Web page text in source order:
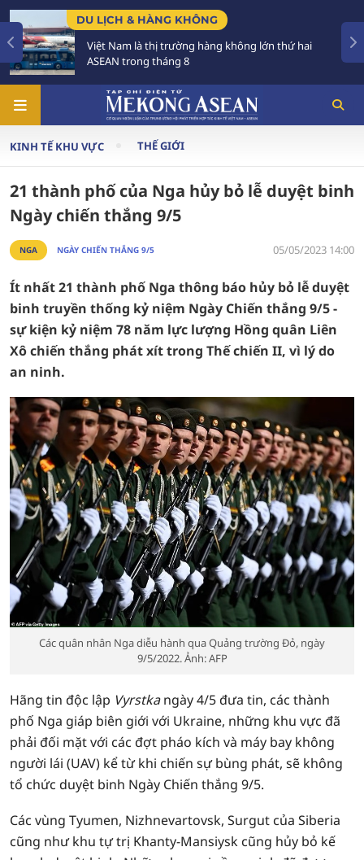
DU LỊCH & HÀNG KHÔNG
Việt Nam là thị trường hàng không lớn thứ hai
ASEAN trong tháng 8
KINH TẾ KHU VỰC THẾ GIỚI
21 thành phố của Nga hủy bỏ lễ duyệt binh
Ngày chiến thắng 9/5
NGA NGÀY CHIẾN THẮNG 9/5 05/05/2023 14:00
Ít nhất 21 thành phố Nga thông báo hủy bỏ lễ duyệt
binh truyền thống kỷ niệm Ngày Chiến thắng 9/5 -
sự kiện kỷ niệm 78 năm lực lượng Hồng quân Liên
Xô chiến thắng phát xít trong Thế chiến II, vì lý do
an ninh.
Các quân nhân Nga diễu hành qua Quảng trường Đỏ, ngày
9/5/2022. Ảnh: AFP
Hãng tin độc lập Vyrstkangày 4/5 đưa tin, các thành
phố Nga giáp biên giới với Ukraine, những khu vực đã
phải đối mặt với các đợt pháo kích và máy bay không
người lái (UAV) kể từ khi chiến sự bùng phát, sẽ không
tổ chức duyệt binh Ngày Chiến thắng 9/5.
Các vùng Tyumen, Nizhnevartovsk, Surgut của Siberia
cũng như khu tự trị Khanty-Mansiysk cũng hủy bỏ kế